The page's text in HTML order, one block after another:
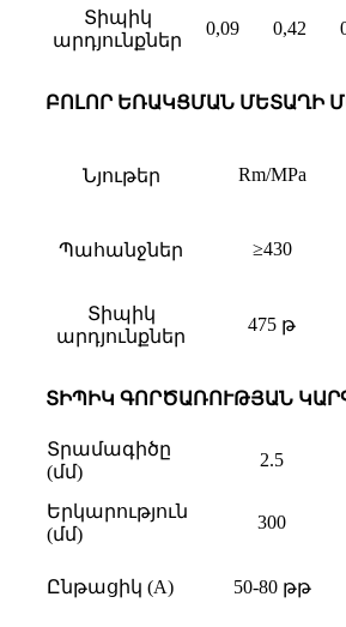
Տիպիկ
արդյունքներ
0,09 0,42
ԲՈԼՈՐ ԵՌԱԿՑՄԱՆ ՄԵՏԱՂԻ
Նյութեր Rm/MPa
Պահանջներ ≥430
Տիպիկ
արդյունքներ
475 թ
ՏԻՊԻԿ ԳՈՐԾԱՌՈՒԹՅԱՆ
Տրամագիծը
(մմ)
2.5
Երկարություն
(մմ)
300
Ընթացիկ (A) 50-80 թթ